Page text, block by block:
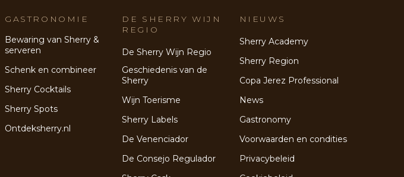
GASTRONOMIE
Bewaring van Sherry &
serveren
Schenk en combineer
Sherry Cocktails
Sherry Spots
Ontdeksherry.nl
DE SHERRY WIJN
REGIO
De Sherry Wijn Regio
Geschiedenis van de
Sherry
Wijn Toerisme
Sherry Labels
De Venenciador
De Consejo Regulador
NIEUWS
Sherry Academy
Sherry Region
Copa Jerez Professional
News
Gastronomy
Voorwaarden en condities
Privacybeleid